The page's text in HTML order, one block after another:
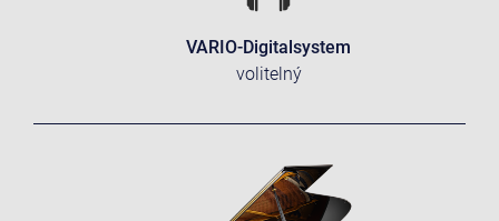
VARIO-Digitalsystem
volitelný